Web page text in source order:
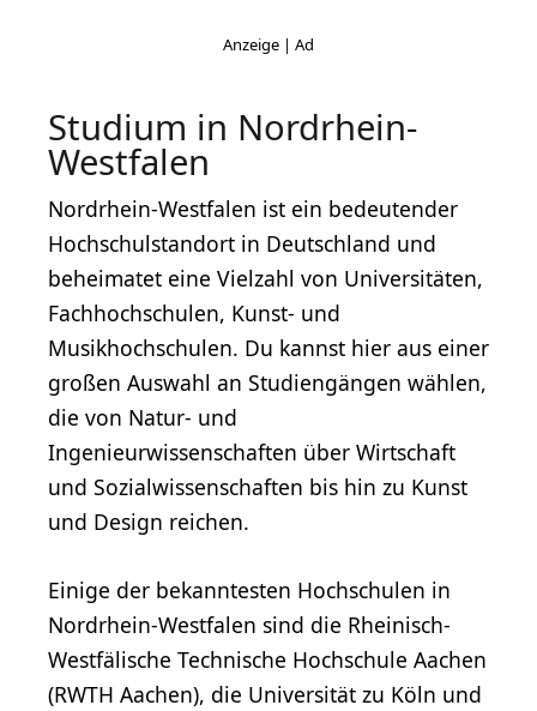
Studium in Nordrhein-
Westfalen
Nordrhein-Westfalen ist ein bedeutender
Hochschulstandort in Deutschland und
beheimatet eine Vielzahl von Universitäten,
Fachhochschulen, Kunst- und
Musikhochschulen. Du kannst hier aus einer
großen Auswahl an Studiengängen wählen,
die von Natur- und
Ingenieurwissenschaften über Wirtschaft
und Sozialwissenschaften bis hin zu Kunst
und Design reichen.
Einige der bekanntesten Hochschulen in
Nordrhein-Westfalen sind die Rheinisch-
Westfälische Technische Hochschule Aachen
(RWTH Aachen), die Universität zu Köln und